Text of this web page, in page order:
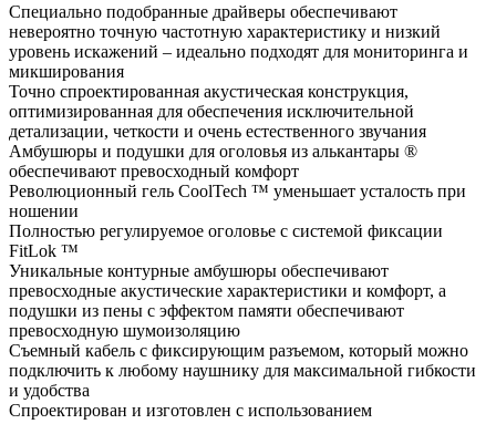
Специально подобранные драйверы обеспечивают
невероятно точную частотную характеристику и низкий
уровень искажений – идеально подходят для мониторинга и
микширования
Точно спроектированная акустическая конструкция,
оптимизированная для обеспечения исключительной
детализации, четкости и очень естественного звучания
Амбушюры и подушки для оголовья из алькантары ®
обеспечивают превосходный комфорт
Революционный гель CoolTech ™ уменьшает усталость при
ношении
Полностью регулируемое оголовье с системой фиксации
FitLok ™
Уникальные контурные амбушюры обеспечивают
превосходные акустические характеристики и комфорт, а
подушки из пены с эффектом памяти обеспечивают
превосходную шумоизоляцию
Съемный кабель с фиксирующим разъемом, который можно
подключить к любому наушнику для максимальной гибкости
и удобства
Спроектирован и изготовлен с использованием